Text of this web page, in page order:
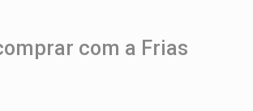
com a Frias